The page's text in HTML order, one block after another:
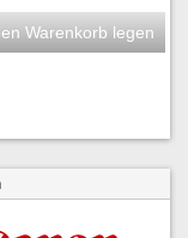
Warenkorb legen